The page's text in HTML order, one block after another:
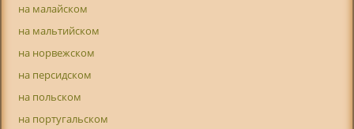
на малайском
на мальтийском
на норвежском
на персидском
на польском
на португальском